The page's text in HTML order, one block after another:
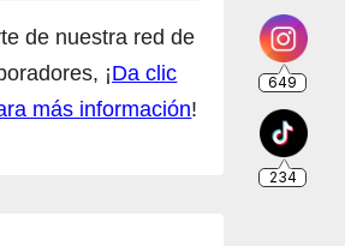
de nuestra red de
¡Da clic
más información!